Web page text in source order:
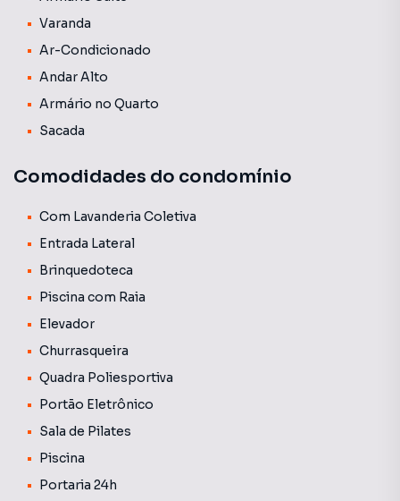
Varanda
Ar-Condicionado
Andar Alto
Armário no Quarto
Sacada
Comodidades do condomínio
Com Lavanderia Coletiva
Entrada Lateral
Brinquedoteca
Piscina com Raia
Elevador
Churrasqueira
Quadra Poliesportiva
Portão Eletrônico
Sala de Pilates
Piscina
Portaria 24h